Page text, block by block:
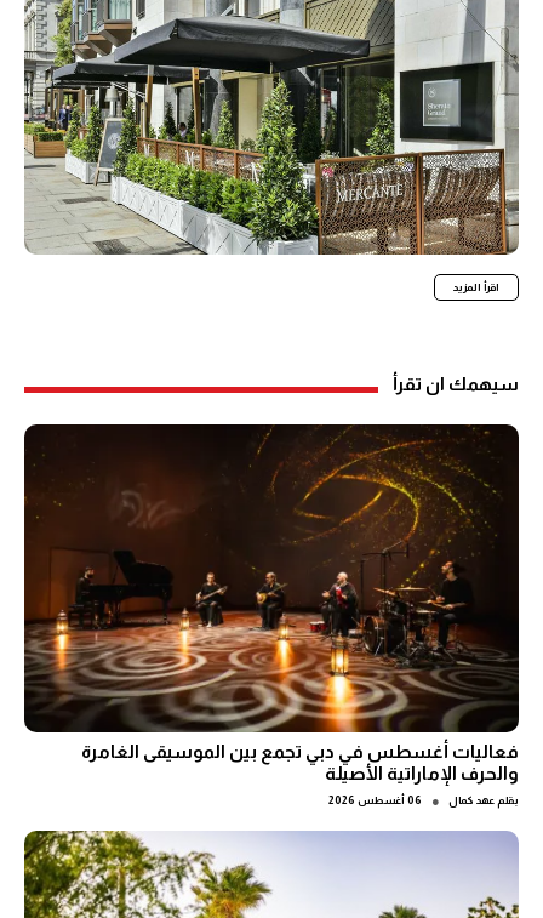
اقرأ المزيد
سيهمك ان تقرأ
فعاليات أغسطس في دبي تجمع بين الموسيقى الغامرة
والحرف الإماراتية الأصيلة
بقلم عهد كمال ● 06 أغسطس 2026